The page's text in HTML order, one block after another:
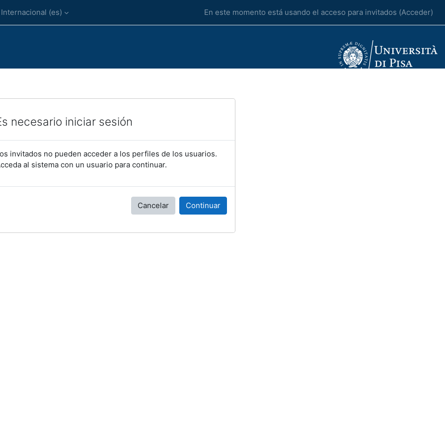
‎(es)‎ En este momento está usando el acceso para invitados (Acceder)
necesario iniciar sesión
invitados no pueden acceder a los perfiles de los usuarios.
al sistema con un usuario para continuar.
Cancelar Continuar